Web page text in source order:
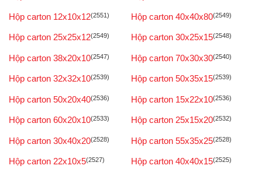
Hộp carton 12x10x12(2551) Hộp carton 40x40x80(2549)
Hộp carton 25x25x12(2549) Hộp carton 30x25x15(2548)
Hộp carton 38x20x10(2547) Hộp carton 70x30x30(2540)
Hộp carton 32x32x10(2539) Hộp carton 50x35x15(2539)
Hộp carton 50x20x40(2536) Hộp carton 15x22x10(2536)
Hộp carton 60x20x10(2533) Hộp carton 25x15x20(2532)
Hộp carton 30x40x20(2528) Hộp carton 55x35x25(2528)
Hộp carton 22x10x5(2527) Hộp carton 40x40x15(2525)